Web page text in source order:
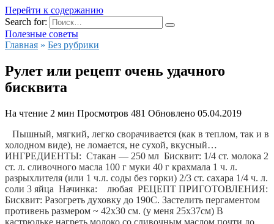
Перейти к содержанию
Search for:
Полезные советы
Главная » Без рубрики
Рулет или рецепт очень удачного
бисквита
На чтение 2 мин Просмотров 481 Обновлено 05.04.2019
Пышный, мягкий, легко сворачивается (как в теплом, так и в
холодном виде), не ломается, не сухой, вкусный…
ИНГРЕДИЕНТЫ:  Стакан — 250 мл
  Бисквит: 1/4 ст. молока 2
ст. л. сливочного масла 100 г муки 40 г крахмала 1 ч. л.
разрыхлителя (или 1 ч.л. соды без горки) 2/3 ст. сахара 1/4 ч. л.
соли 3 яйца  Начинка:    любая  РЕЦЕПТ ПРИГОТОВЛЕНИЯ:
Бисквит: Разогреть духовку до 190С. Застелить пергаментом
противень размером ~ 42х30 см. (у меня 25х37см) В
кастрюльке нагреть молоко со сливочным маслом почти до